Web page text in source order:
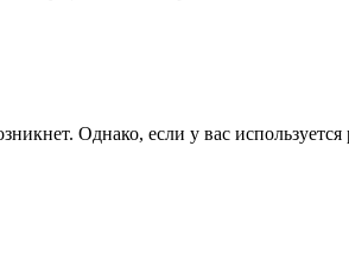
Однако, если у вас